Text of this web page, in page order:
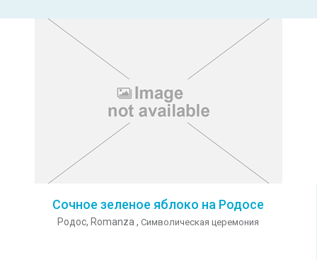
Сочное зеленое яблоко на Родосе
Родос, Romanza , Символическая церемония